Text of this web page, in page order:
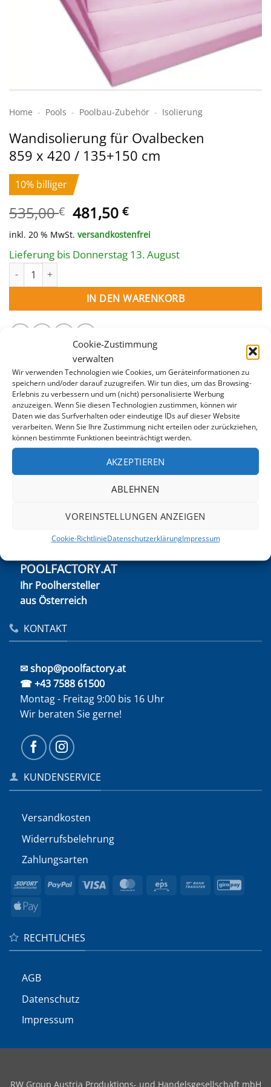
Cookie-Zustimmung
verwalten
Wir verwenden Technologien wie Cookies, um Geräteinformationen zu
speichern und/oder darauf zuzugreifen. Wir tun dies, um das Browsing-
Erlebnis zu verbessern und um (nicht) personalisierte Werbung
anzuzeigen. Wenn Sie diesen Technologien zustimmen, können wir
Daten wie das Surfverhalten oder eindeutige IDs auf dieser Website
verarbeiten. Wenn Sie Ihre Zustimmung nicht erteilen oder zurückziehen,
können bestimmte Funktionen beeinträchtigt werden.
AKZEPTIEREN
ABLEHNEN
VOREINSTELLUNGEN ANZEIGEN
Cookie-RichtlinieDatenschutzerklärungImpressum
Home - Pools - Poolbau-Zubehör - Isolierung
Wandisolierung für Ovalbecken
859 x 420 / 135+150 cm
10% billiger
535,00€ Ursprünglicher
Preis
war:
535,00 €
481,50€Aktueller
Preis
ist:
481,50 €.
inkl. 20 % MwSt. versandkostenfrei
Lieferung bis Donnerstag 13. August
Wandisolierung für Ovalbecken 859 x 420 / 135+150 cm Menge
IN DEN WARENKORB
BESCHREIBUNG
ZUSÄTZLICHE INFORMATION
Die Platten aus extrudiertem Polystyrol eignen sich
ideal zur effektiven Isolierung Ihres Pools. Plattengröße
POOLFACTORY.AT
Ihr Poolhersteller
aus Österreich
KONTAKT
✉ shop@poolfactory.at
☎ +43 7588 61500
Montag - Freitag 9:00 bis 16 Uhr
Wir beraten Sie gerne!
KUNDENSERVICE
Versandkosten
Widerrufs­belehrung
Zahlungsarten
Sofort PayPal Visa MasterCard
Eps
Bank
Apple
RECHTLICHES
AGB
Datenschutz
Impressum
RW Group Austria Produktions- und Handelsgesellschaft mbH